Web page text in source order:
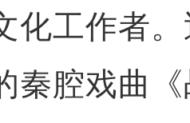
化工作者
秦腔戏曲